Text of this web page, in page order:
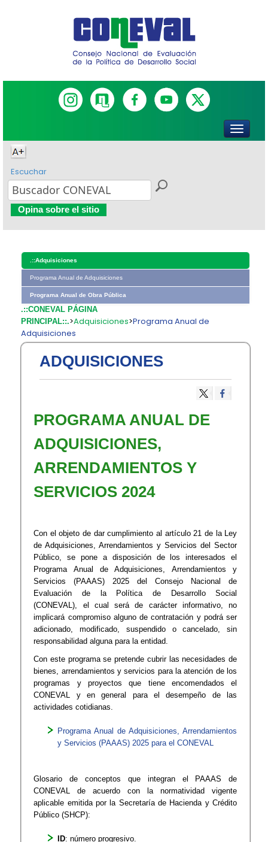
Escuchar
Opina sobre el sitio
.::Adquisiciones
Programa Anual de Adquisiciones
Programa Anual de Obra Pública
.::CONEVAL PÁGINA
PRINCIPAL::.>Adquisiciones>Programa Anual de
Adquisiciones
ADQUISICIONES
PROGRAMA ANUAL DE
ADQUISICIONES,
ARRENDAMIENTOS Y
SERVICIOS 2024
Con el objeto de dar cumplimiento al artículo 21 de la Ley
de Adquisiciones, Arrendamientos y Servicios del Sector
Público, se pone a disposición de los interesados el
Programa Anual de Adquisiciones, Arrendamientos y
Servicios (PAAAS) 2025 del Consejo Nacional de
Evaluación de la Política de Desarrollo Social
(CONEVAL), el cual será de carácter informativo, no
implicará compromiso alguno de contratación y podrá ser
adicionado, modificado, suspendido o cancelado, sin
responsabilidad alguna para la entidad.
Con este programa se pretende cubrir las necesidades de
bienes, arrendamientos y servicios para la atención de los
programas y proyectos que tiene encomendados el
CONEVAL y en general para el desempeño de las
actividades cotidianas.
Programa Anual de Adquisiciones, Arrendamientos
y Servicios (PAAAS) 2025 para el CONEVAL
Glosario de conceptos que integran el PAAAS de
CONEVAL de acuerdo con la normatividad vigente
aplicable emitida por la Secretaría de Hacienda y Crédito
Público (SHCP):
ID: número progresivo.